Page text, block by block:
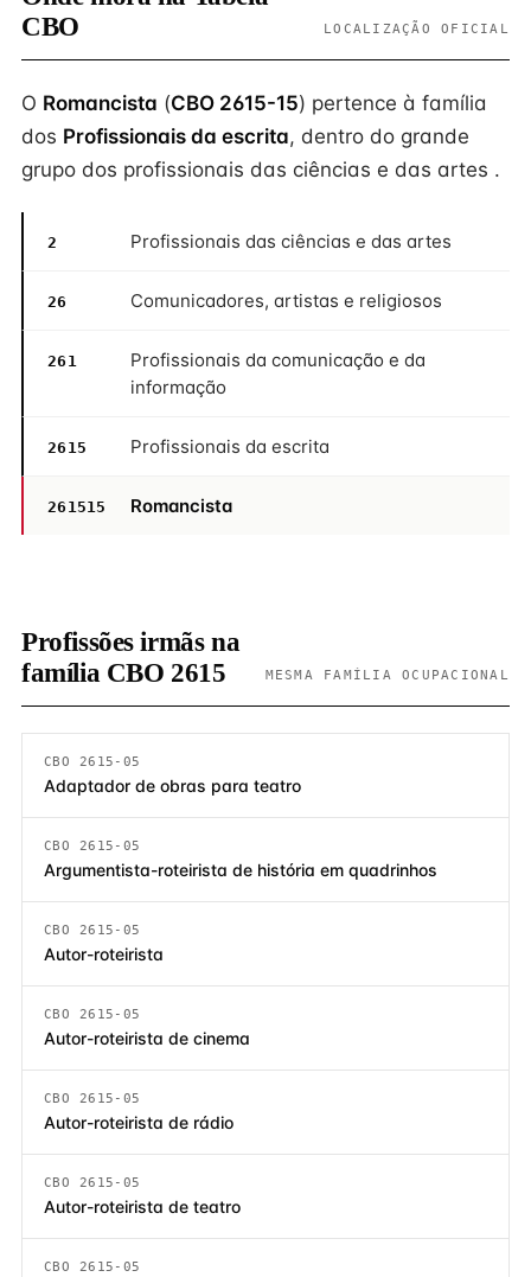
CBO
LOCALIZAÇÃO OFICIAL
O Romancista (CBO 2615-15) pertence à família
dos Profissionais da escrita, dentro do grande
grupo dos profissionais das ciências e das artes .
2 Profissionais das ciências e das artes
26 Comunicadores, artistas e religiosos
261
Profissionais da comunicação e da
informação
2615 Profissionais da escrita
261515 Romancista
Profissões irmãs na
família CBO 2615
MESMA FAMÍLIA OCUPACIONAL
CBO 2615-05
Adaptador de obras para teatro
CBO 2615-05
Argumentista-roteirista de história em quadrinhos
CBO 2615-05
Autor-roteirista
CBO 2615-05
Autor-roteirista de cinema
CBO 2615-05
Autor-roteirista de rádio
CBO 2615-05
Autor-roteirista de teatro
CBO 2615-05